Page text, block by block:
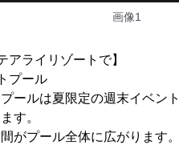
画像1
アライリゾートで】
プール
ールは夏限定の週末イベン
す。
がプール全体に広がります